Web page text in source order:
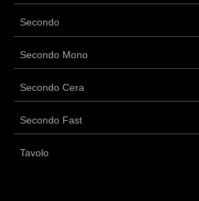
Secondo
Secondo Mono
Secondo Cera
Secondo Fast
Tavolo